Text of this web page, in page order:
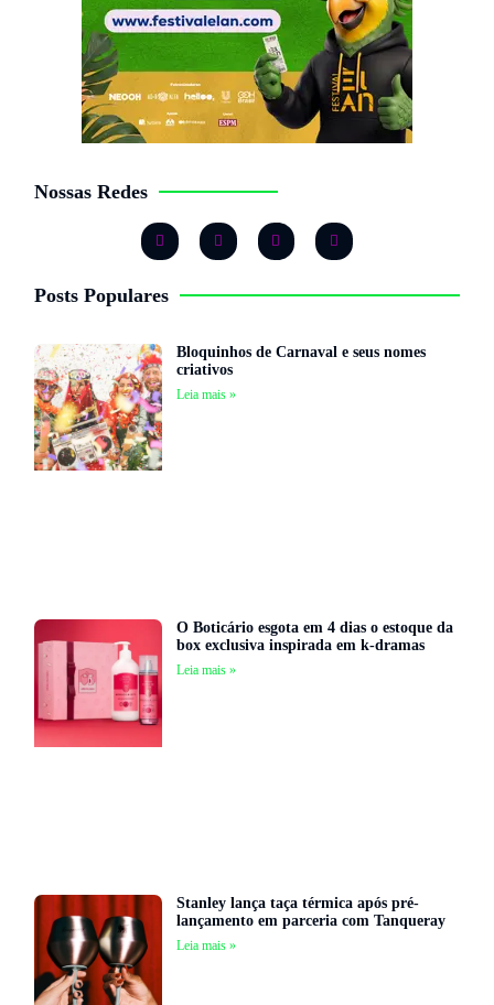
Nossas Redes
Posts Populares
Bloquinhos de Carnaval e seus nomes
criativos
Leia mais »
O Boticário esgota em 4 dias o estoque da
box exclusiva inspirada em k-dramas
Leia mais »
Stanley lança taça térmica após pré-
lançamento em parceria com Tanqueray
Leia mais »